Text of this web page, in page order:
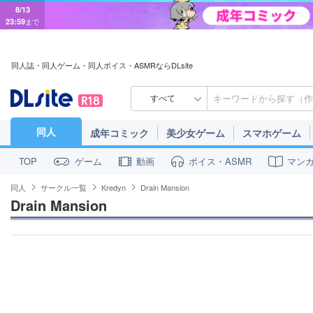
8/13
23:59まで
同人誌・同人ゲーム・同人ボイス・ASMRならDLsite
すべて
同人 成年コミック 美少女ゲーム スマホゲーム
TOP ゲーム 動画 ボイス・ASMR マン
同人 サークル一覧 Kredyn Drain Mansion
Drain Mansion